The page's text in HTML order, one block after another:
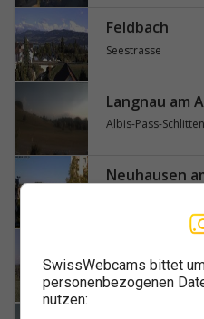
Feldbach
Seestrasse
Langnau am
Neuhausen
Grafstal
SwissWebcams bittet
personenbezogenen
nutzen: